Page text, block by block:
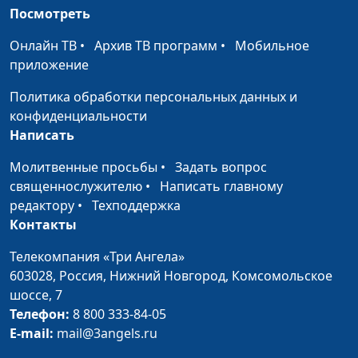
Прусакова, Юлия
Бузина, Александра
Новое время
Павел Жуков,
молодежный пастор,
Оксана Трусюк, Максим
Прусакова, Юлия
Надысева, Светлана
Бузина, Александра
Антонова
Посмотреть
Онлайн ТВ • Архив ТВ программ • Мобильное
приложение
Политика обработки персональных данных и
конфиденциальности
Написать
Молитвенные просьбы • Задать вопрос
священнослужителю • Написать главному
редактору • Техподдержка
Контакты
Телекомпания «Три Ангела»
603028, Россия, Нижний Новгород, Комсомольское
шоссе, 7
Телефон: 8 800 333-84-05
E-mail: mail@3angels.ru